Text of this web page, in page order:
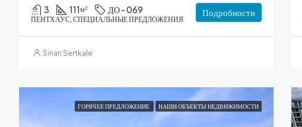
3 111м² ДО - 069
ПЕНТХАУС, СПЕЦИАЛЬНЫЕ ПРЕДЛОЖЕНИЯ
Подробности
Sinan Sertkale
ГОРЯЧЕЕ ПРЕДЛОЖЕНИЕ НАШИ ОБЪЕКТЫ НЕДВИЖИМОСТИ